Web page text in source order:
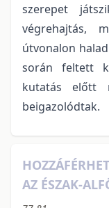
szerepet
végrehajtás,
útvonalon
során feltett
kutatás előtt
beigazolódtak.
AZ ÉSZAK-